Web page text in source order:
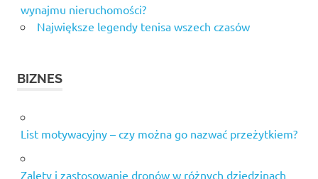
wynajmu nieruchomości?
Największe legendy tenisa wszech czasów
BIZNES
List motywacyjny – czy można go nazwać przeżytkiem?
Zalety i zastosowanie dronów w różnych dziedzinach